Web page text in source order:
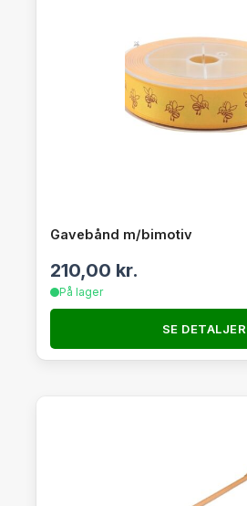
Gavebånd m/bimotiv
210,00 kr.
På lager
SE DETALJER